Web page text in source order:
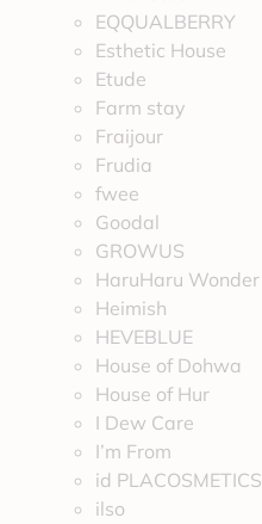
EQQUALBERRY
Esthetic House
Etude
Farm stay
Fraijour
Frudia
fwee
Goodal
GROWUS
HaruHaru Wonder
Heimish
HEVEBLUE
House of Dohwa
House of Hur
I Dew Care
I’m From
id PLACOSMETICS
ilso